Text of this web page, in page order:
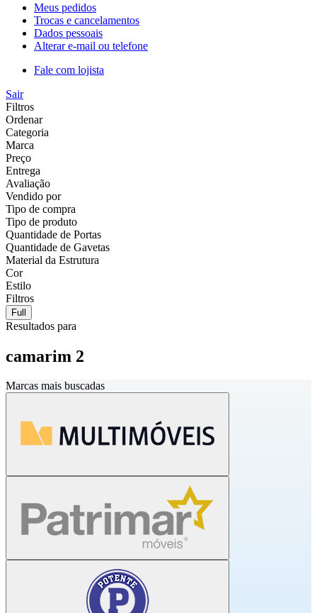
Meus pedidos
Trocas e cancelamentos
Dados pessoais
Alterar e-mail ou telefone
Fale com lojista
Sair
Filtros
Ordenar
Categoria
Marca
Preço
Entrega
Avaliação
Vendido por
Tipo de compra
Tipo de produto
Quantidade de Portas
Quantidade de Gavetas
Material da Estrutura
Cor
Estilo
Filtros
Full
Resultados para
camarim 2
Marcas mais buscadas